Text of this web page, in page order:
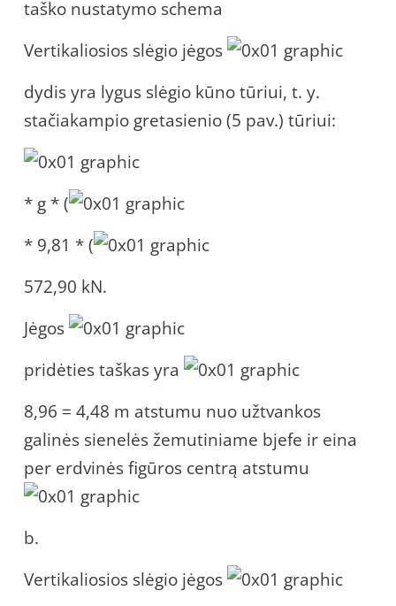
taško nustatymo schema
Vertikaliosios slėgio jėgos
dydis yra lygus slėgio kūno tūriui, t. y.
stačiakampio gretasienio (5 pav.) tūriui:
* g * (
* 9,81 * (
572,90 kN.
Jėgos
pridėties taškas yra
8,96 = 4,48 m atstumu nuo užtvankos
galinės sienelės žemutiniame bjefe ir eina
per erdvinės figūros centrą atstumu
b.
Vertikaliosios slėgio jėgos